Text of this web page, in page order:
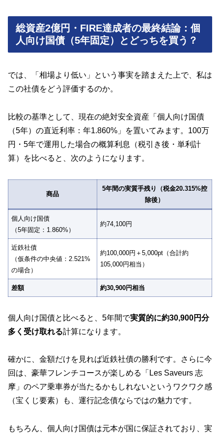
総資産2億円・FIRE達成者の最終結論：個
人向け国債（5年固定）とどっちを買う？
では、「相場より低い」という事実を踏まえた上で、私は
この社債をどう評価するのか。
比較の基準として、現在の絶対安全資産「個人向け国債
（5年）の直近利率：年1.860%」を置いてみます。100万
円・5年で運用した場合の概算利息（税引き後・単利計
算）を比べると、次のようになります。
商品
5年間の実質手残り（税金20.315%控
除後）
個人向け国債
（5年固定：1.860%）
約74,100円
近鉄社債
（仮条件の中央値：2.521%
の場合）
約100,000円＋5,000pt（合計約
105,000円相当）
差額 約30,900円相当
個人向け国債と比べると、5年間で実質的に約30,900円分
多く受け取れる計算になります。
確かに、金額だけを見れば近鉄社債の勝利です。さらに今
回は、豪華フレンチコースが楽しめる「Les Saveurs 志
摩」のペア乗車券が当たるかもしれないというワクワク感
（宝くじ要素）も、運行記念債ならではの魅力です。
もちろん、個人向け国債は元本が国に保証されており、実